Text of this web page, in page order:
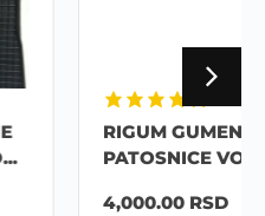
RIGUM GUMENE
PATOSNICE VO...
4,000.00RSD